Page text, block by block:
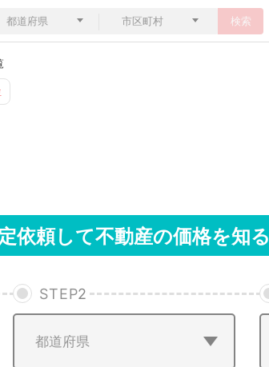
検索
依頼して不動産の価格を知る
STEP2